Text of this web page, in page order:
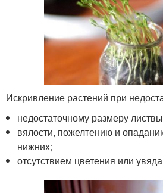
Искривление растений при
недостаточному размеру
вялости, пожелтению и
нижних;
отсутствием цветения или